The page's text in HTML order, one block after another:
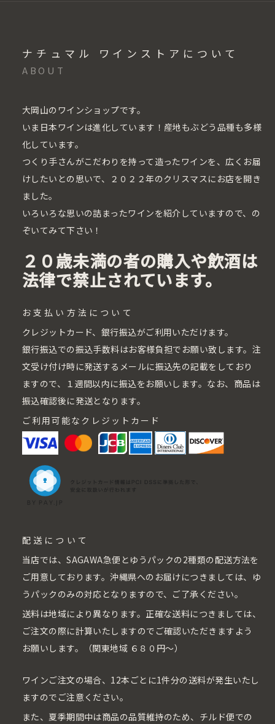
ナチュマル ワインストアについて
ABOUT
大岡山のワインショップです。
いま日本ワインは進化しています！産地もぶどう品種も多様
化しています。
つくり手さんがこだわりを持って造ったワインを、広くお届
けしたいとの思いで、２０２２年のクリスマスにお店を開き
ました。
いろいろな思いの詰まったワインを紹介していますので、の
ぞいてみて下さい！
２０歳未満の者の購入や飲酒は
法律で禁止されています。
お支払い方法について
クレジットカード、銀行振込がご利用いただけます。
銀行振込での振込手数料はお客様負担でお願い致します。注
文受け付け時に発送するメールに振込先の記載をしており
ますので、１週間以内に振込をお願いします。なお、商品は
振込確認後に発送となります。
ご利用可能なクレジットカード
配送について
当店では、SAGAWA急便とゆうパックの2種類の配送方法を
ご用意しております。沖縄県へのお届けにつきましては、ゆ
うパックのみの対応となりますので、ご了承ください。
送料は地域により異なります。正確な送料につきましては、
ご注文の際に計算いたしますのでご確認いただきますよう
お願いします。（関東地域 ６８０円〜）
ワインご注文の場合、12本ごとに1件分の送料が発生いたし
ますのでご注意ください。
また、夏季期間中は商品の品質維持のため、チルド便での